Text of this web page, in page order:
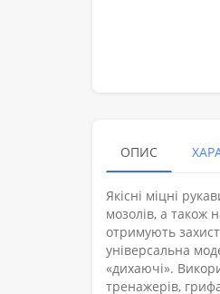
ОПИС
Якісні міцні
мозолів, а також
отримують
універсальна
«дихаючі».
тренажерів,